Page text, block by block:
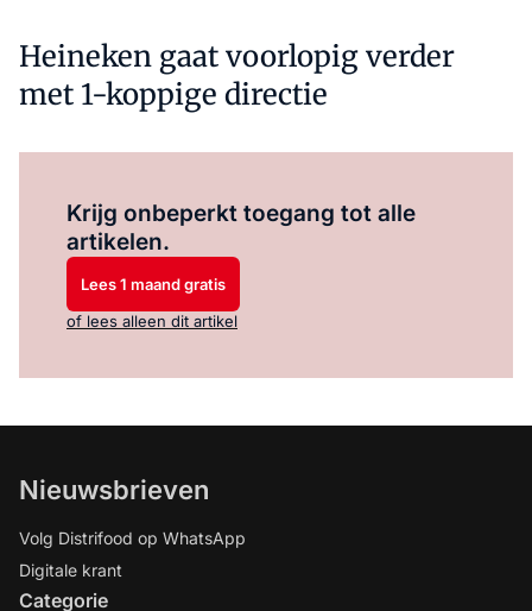
Heineken gaat voorlopig verder
met 1-koppige directie
Krijg onbeperkt toegang tot alle
artikelen.
Lees 1 maand gratis
of lees alleen dit artikel
Nieuwsbrieven
Volg Distrifood op WhatsApp
Digitale krant
Categorie